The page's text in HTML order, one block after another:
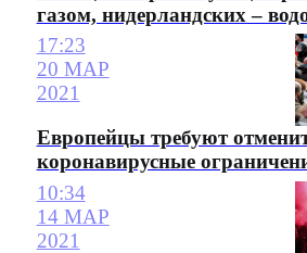
газом, нидерландских –
17:23
20 МАР
2021
Европейцы требуют
коронавирусные
10:34
14 МАР
2021